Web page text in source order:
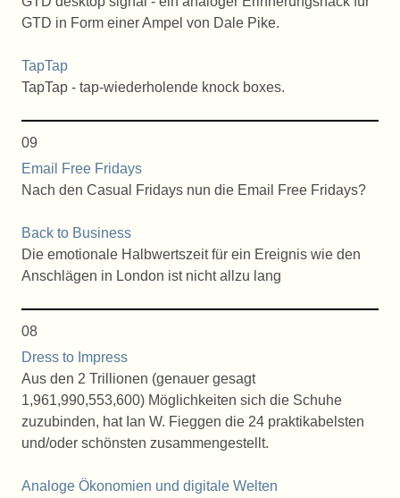
GTD in Form einer Ampel von Dale Pike.
TapTap
TapTap - tap-wiederholende knock boxes.
09
Email Free Fridays
Nach den Casual Fridays nun die Email Free Fridays?
Back to Business
Die emotionale Halbwertszeit für ein Ereignis wie den
Anschlägen in London ist nicht allzu lang
08
Dress to Impress
Aus den 2 Trillionen (genauer gesagt
1,961,990,553,600) Möglichkeiten sich die Schuhe
zuzubinden, hat Ian W. Fieggen die 24 praktikabelsten
und/oder schönsten zusammengestellt.
Analoge Ökonomien und digitale Welten